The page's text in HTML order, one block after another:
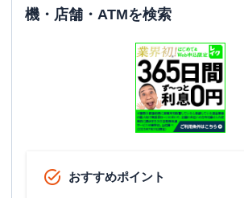
機・店舗・ATMを検索
おすすめポイント